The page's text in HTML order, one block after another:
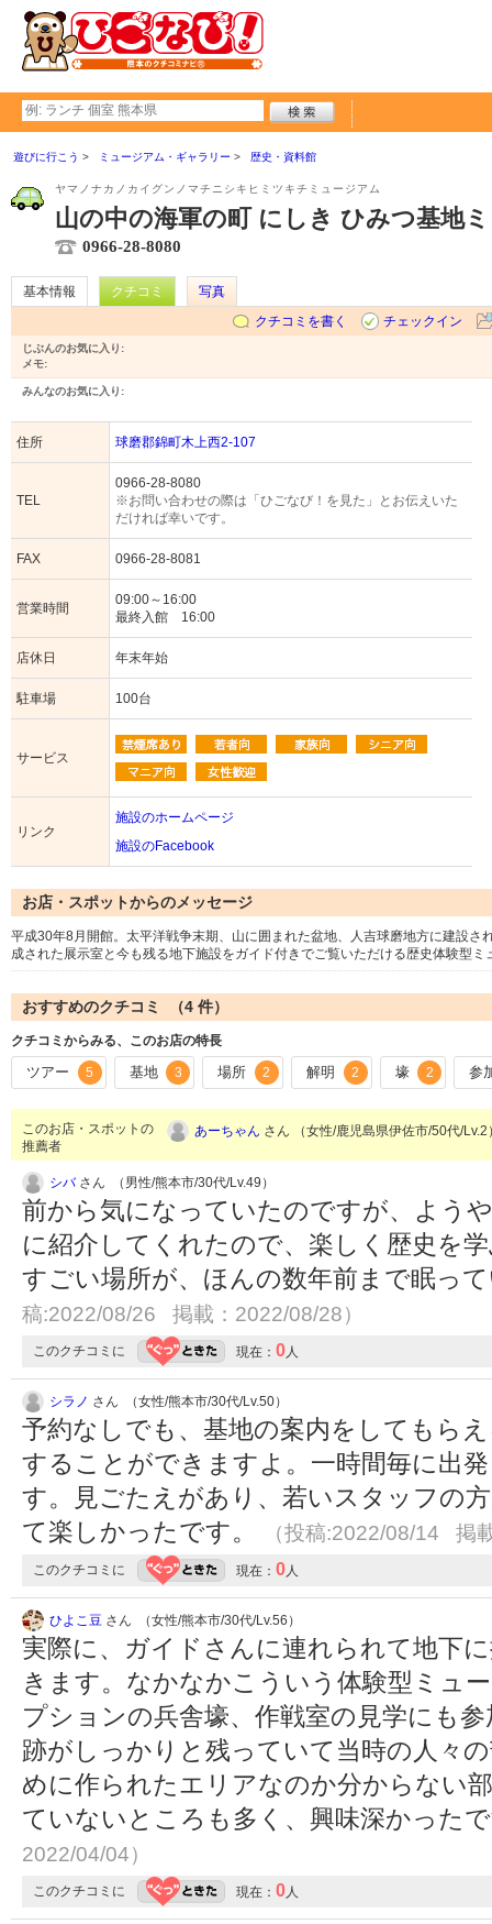
遊びに行こう ミュージアム・ギャラリー 歴史・資料館
ヤマノナカノカイグンノマチニシキヒミツキチミュージアム
山の中の海軍の町 にしき ひみつ基地
0966-28-8080
基本情報 クチコミ
写真
クチコミを書く
チェックイン
じぶんのお気に入り:
メモ:
みんなのお気に入り:
住所 球磨郡錦町木上西2-107
TEL
0966-28-8080
※お問い合わせの際は「ひごなび！を見た」とお伝えいた
だければ幸いです。
FAX 0966-28-8081
営業時間
09:00～16:00
最終入館 16:00
店休日 年末年始
駐車場 100台
サービス
リンク
施設のホームページ
施設のFacebook
お店・スポットからのメッセージ
平成30年8月開館。太平洋戦争末期、山に囲まれた盆地、人吉球磨地方に建設
成された展示室と今も残る地下施設をガイド付きでご覧いただける歴史体験型ミ
おすすめのクチコミ （4 件）
クチコミからみる、このお店の特長
ツアー 5 基地 3 場所 2 解明 2 壕 2 参
このお店・スポットの
推薦者
あーちゃん さん （女性/鹿児島県伊佐市/50代/
シバさん （男性/熊本市/30代/Lv.49）
前から気になっていたのですが、よう
に紹介してくれたので、楽しく歴史を
すごい場所が、ほんの数年前まで眠っ
稿:2022/08/26 掲載：2022/08/28）
このクチコミに 現在： 0 人
シラノ さん （女性/熊本市/30代/Lv.50）
予約なしでも、基地の案内をしてもら
することができますよ。一時間毎に出
す。見ごたえがあり、若いスタッフの
て楽しかったです。
（投稿:2022/08/14 掲
このクチコミに 現在： 0 人
ひよこ豆 さん （女性/熊本市/30代/Lv.56）
実際に、ガイドさんに連れられて地下
きます。なかなかこういう体験型ミュ
プションの兵舎壕、作戦室の見学にも
跡がしっかりと残っていて当時の人々
めに作られたエリアなのか分からない
ていないところも多く、興味深かった
2022/04/04）
このクチコミに 現在： 0 人